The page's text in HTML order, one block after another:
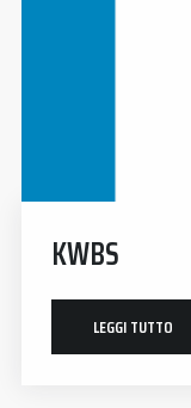
KWBS
LEGGI TUTTO